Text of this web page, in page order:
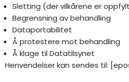
Sletting (der vilkårene er
Begrensning av behandling
Dataportabilitet
Å protestere mot behandling
Å klage til Datatilsynet
Henvendelser kan sendes til: